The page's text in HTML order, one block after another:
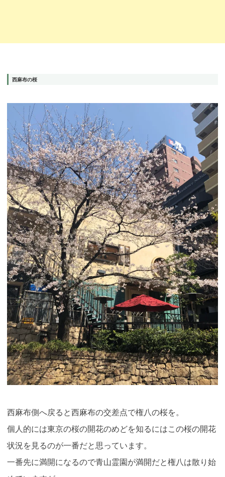
西麻布の桜
西麻布側へ戻ると西麻布の交差点で権八の桜を。
個人的には東京の桜の開花のめどを知るにはこの桜の開花
状況を見るのが一番だと思っています。
一番先に満開になるので青山霊園が満開だと権八は散り始